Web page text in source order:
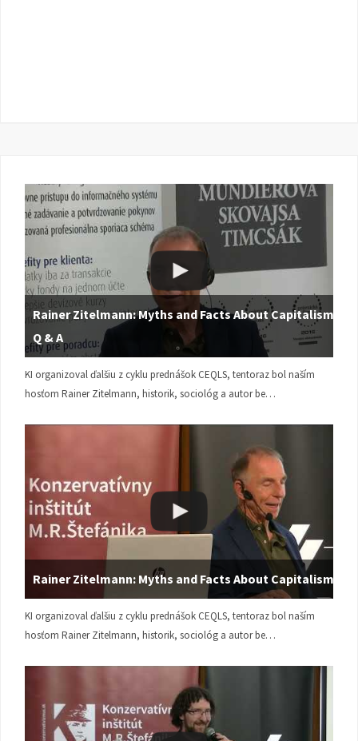
Rainer Zitelmann: Myths and Facts About Capitalism |
Q & A
KI organizoval ďalšiu z cyklu prednášok CEQLS, tentoraz bol naším
hosťom Rainer Zitelmann, historik, sociológ a autor be…
Rainer Zitelmann: Myths and Facts About Capitalism
KI organizoval ďalšiu z cyklu prednášok CEQLS, tentoraz bol naším
hosťom Rainer Zitelmann, historik, sociológ a autor be…